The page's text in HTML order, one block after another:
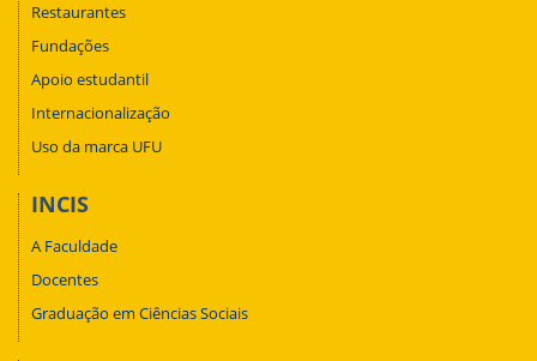
Restaurantes
Fundações
Apoio estudantil
Internacionalização
Uso da marca UFU
INCIS
A Faculdade
Docentes
Graduação em Ciências Sociais